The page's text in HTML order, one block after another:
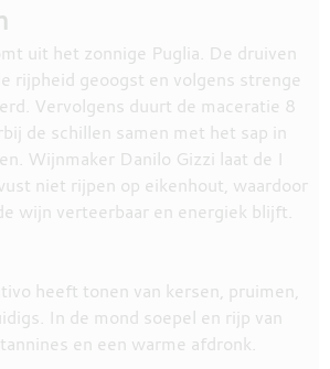
uit het zonnige Puglia. De druiven
rijpheid geoogst en volgens strenge
Vervolgens duurt de maceratie 8
de schillen samen met het sap in
Wijnmaker Danilo Gizzi laat de I
niet rijpen op eikenhout, waardoor
wijn verteerbaar en energiek blijft.
heeft tonen van kersen, pruimen,
In de mond soepel en rijp van
en een warme afdronk.